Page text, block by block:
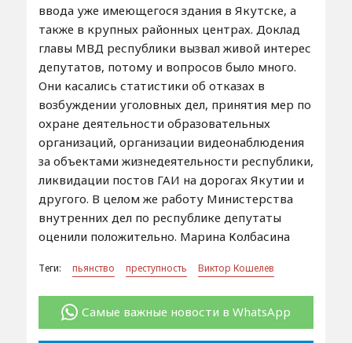
ввода уже имеющегося здания в Якутске, а
также в крупных районных центрах. Доклад
главы МВД республики вызвал живой интерес
депутатов, потому и вопросов было много.
Они касались статистики об отказах в
возбуждении уголовных дел, принятия мер по
охране деятельности образовательных
организаций, организации видеонаблюдения
за объектами жизнедеятельности республики,
ликвидации постов ГАИ на дорогах Якутии и
другого. В целом же работу Министерства
внутренних дел по республике депутаты
оценили положительно. Марина Колбасина
Теги: пьянство преступность Виктор Кошелев
Самые важные новости в WhatsApp